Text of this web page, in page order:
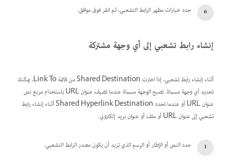
حدد خيارات مظهر الرابط التشعبي، ثم انقر فوق موافق.
إنشاء رابط تشعبي إلى أي وجهة مشتركة
أثناء إنشاء رابط تشعبي، إذا اخترت Shared Destination من قائمة Link To، يمكنك
تحديد أي وجهة مسماة. تصبح الوجهة مسماة عندما تضيف عنوان URL باستخدام مربع نص
عنوان URL أو عندما تحدد Shared Hyperlink Destination أثناء إنشاء رابط
تشعبي إلى عنوان URL أو ملف أو عنوان بريد إلكتروني.
حدد النص أو الإطار أو الرسم الذي تريد أن يكون مصدر الرابط التشعبي.